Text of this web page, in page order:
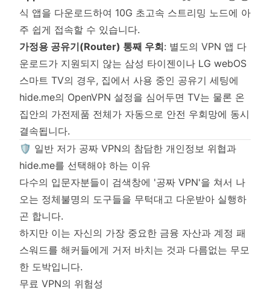
식 앱을 다운로드하여 10G 초고속 스트리밍 노드에 아
주 쉽게 접속할 수 있습니다.
가정용 공유기(Router) 통째 우회: 별도의 VPN 앱 다
운로드가 지원되지 않는 삼성 타이젠이나 LG webOS
스마트 TV의 경우, 집에서 사용 중인 공유기 세팅에
hide.me의 OpenVPN 설정을 심어두면 TV는 물론 온
집안의 가전제품 전체가 자동으로 안전 우회망에 동시
결속됩니다.
🛡️ 일반 저가 공짜 VPN의 참담한 개인정보 위협과
hide.me를 선택해야 하는 이유
다수의 입문자분들이 검색창에 '공짜 VPN'을 쳐서 나
오는 정체불명의 도구들을 무턱대고 다운받아 실행하
곤 합니다.
하지만 이는 자신의 가장 중요한 금융 자산과 계정 패
스워드를 해커들에게 거저 바치는 것과 다름없는 무모
한 도박입니다.
무료 VPN의 위험성